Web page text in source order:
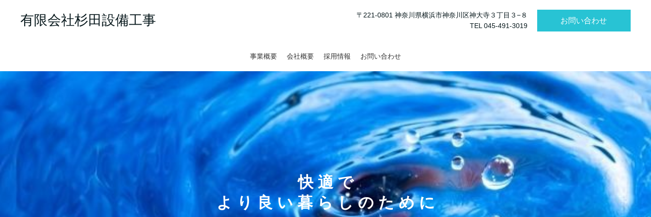
有限会社杉田設備工事
〒221-0801 神奈川県横浜市神奈川区神大寺３丁目３−８
TEL 045‐491‐3019
お問い合わせ
事業概要 会社概要 採用情報 お問い合わせ
快 適 で
よ り 良 い 暮 ら し の た め に